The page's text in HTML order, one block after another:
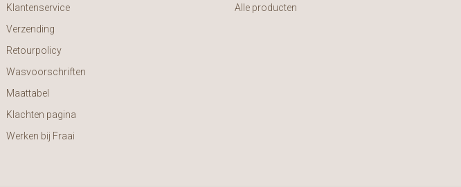
Klantenservice
Verzending
Retourpolicy
Wasvoorschriften
Maattabel
Klachten pagina
Werken bij Fraai
Alle producten